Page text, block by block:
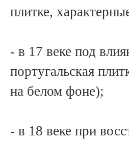
плитке,
- в 17 веке под
португальская
на белом фоне);
- в 18 веке при